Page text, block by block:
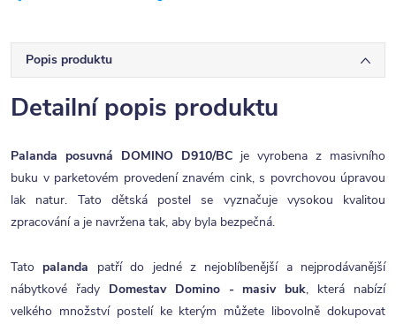
Popis produktu
Detailní popis produktu
Palanda posuvná DOMINO D910/BC je vyrobena z masivního
buku v parketovém provedení znavém cink, s povrchovou úpravou
lak natur. Tato dětská postel se vyznačuje vysokou kvalitou
zpracování a je navržena tak, aby byla bezpečná.
Tato palanda patří do jedné z nejoblíbenější a nejprodávanější
nábytkové řady Domestav Domino - masiv buk, která nabízí
velkého množství postelí ke kterým můžete libovolně dokupovat